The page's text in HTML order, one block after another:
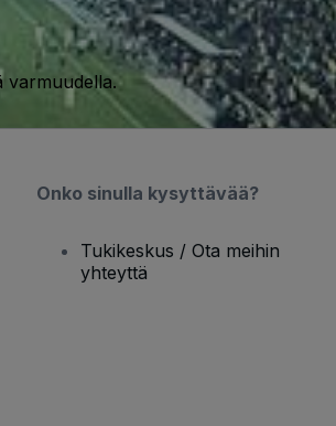
varmuudella.
Onko sinulla kysyttävää?
Tukikeskus / Ota meihin
yhteyttä